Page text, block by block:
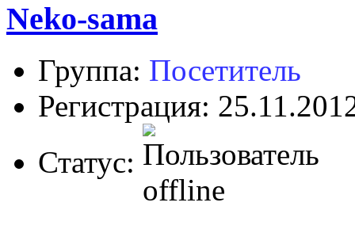
Neko-sama
Группа: Посетитель
Регистрация:
Статус: